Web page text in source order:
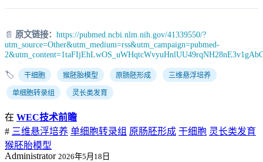
📄 原文链接： https://pubmed.ncbi.nlm.nih.gov/41339550/?
utm_source=Other&utm_medium=rss&utm_campaign=pubmed-
🏷️ 干细胞 猴胚胎模型 原肠胚形成 三维悬浮培养
单细胞转录组 灵长类发育
在 WEC技术前瞻
# 三维悬浮培养 单细胞转录组 原肠胚形成 干细胞 灵长类发育
猴胚胎模型
Administrator 2026年5月18日